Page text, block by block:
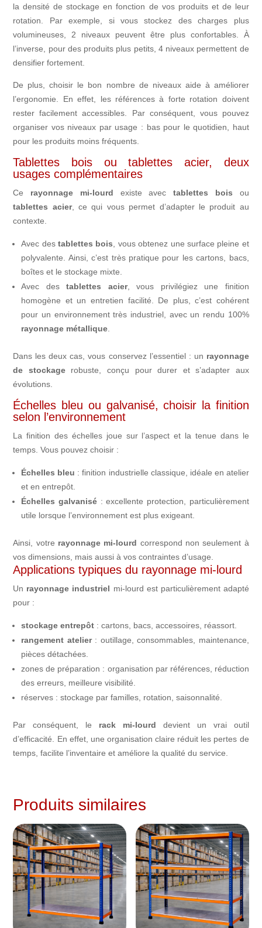
la densité de stockage en fonction de vos produits et de leur
rotation. Par exemple, si vous stockez des charges plus
volumineuses, 2 niveaux peuvent être plus confortables. À
l’inverse, pour des produits plus petits, 4 niveaux permettent de
densifier fortement.
De plus, choisir le bon nombre de niveaux aide à améliorer
l’ergonomie. En effet, les références à forte rotation doivent
rester facilement accessibles. Par conséquent, vous pouvez
organiser vos niveaux par usage : bas pour le quotidien, haut
pour les produits moins fréquents.
Tablettes bois ou tablettes acier, deux
usages complémentaires
Ce rayonnage mi-lourd existe avectablettes bois ou
tablettes acier, ce qui vous permet d’adapter le produit au
contexte.
Avec destablettes bois , vous obtenez une surface pleine et
polyvalente. Ainsi, c’est très pratique pour les cartons, bacs,
boîtes et le stockage mixte.
Avec destablettes acier, vous privilégiez une finition
homogène et un entretien facilité. De plus, c’est cohérent
pour un environnement très industriel, avec un rendu 100%
rayonnage métallique
Dans les deux cas, vous conservez l’essentiel : un rayonnage
de stockagerobuste, conçu pour durer et s’adapter aux
évolutions.
Échelles bleu ou galvanisé, choisir la finition
selon l’environnement
La finition des échelles joue sur l’aspect et la tenue dans le
temps. Vous pouvez choisir :
Échelles bleu : finition industrielle classique, idéale en atelier
et en entrepôt.
Échelles galvanisé : excellente protection, particulièrement
utile lorsque l’environnement est plus exigeant.
Ainsi, votre rayonnage mi-lourd correspond non seulement à
vos dimensions, mais aussi à vos contraintes d’usage.
Applications typiques du rayonnage mi-lourd
Un rayonnage industriel mi-lourd est particulièrement adapté
pour :
stockage entrepôt : cartons, bacs, accessoires, réassort.
rangement atelier: outillage, consommables, maintenance,
pièces détachées.
zones de préparation : organisation par références, réduction
des erreurs, meilleure visibilité.
réserves : stockage par familles, rotation, saisonnalité.
Par conséquent, le rack mi-lourd devient un vrai outil
d’efficacité. En effet, une organisation claire réduit les pertes de
temps, facilite l’inventaire et améliore la qualité du service.
Produits similaires